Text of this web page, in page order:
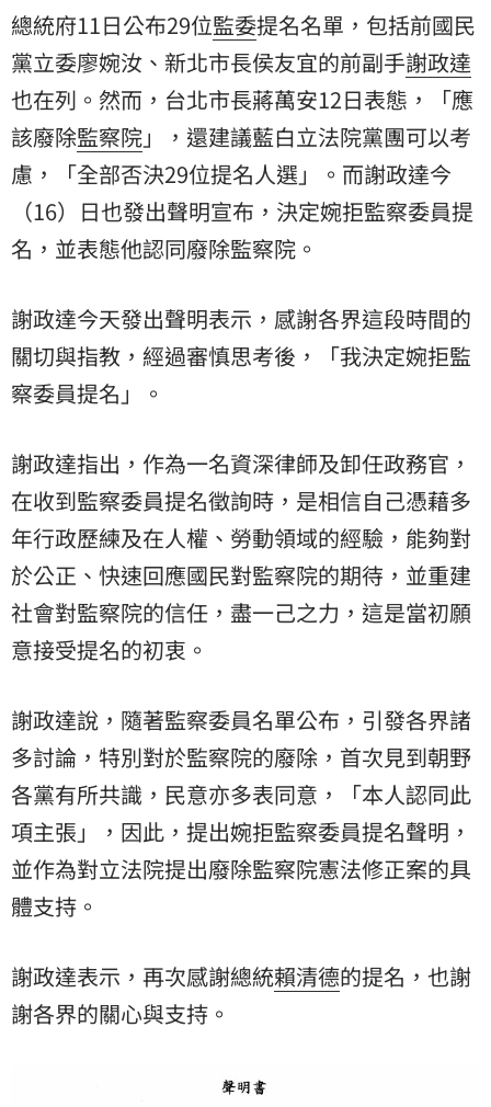
總統府11日公布29位監委提名名單，包括前國民
黨立委廖婉汝、新北市長侯友宜的前副手謝政達
也在列。然而，台北市長蔣萬安12日表態，「應
該廢除監察院」，還建議藍白立法院黨團可以考
慮，「全部否決29位提名人選」。而謝政達今
（16）日也發出聲明宣布，決定婉拒監察委員提
名，並表態他認同廢除監察院。
謝政達今天發出聲明表示，感謝各界這段時間的
關切與指教，經過審慎思考後，「我決定婉拒監
察委員提名」。
謝政達指出，作為一名資深律師及卸任政務官，
在收到監察委員提名徵詢時，是相信自己憑藉多
年行政歷練及在人權、勞動領域的經驗，能夠對
於公正、快速回應國民對監察院的期待，並重建
社會對監察院的信任，盡一己之力，這是當初願
意接受提名的初衷。
謝政達說，隨著監察委員名單公布，引發各界諸
多討論，特別對於監察院的廢除，首次見到朝野
各黨有所共識，民意亦多表同意，「本人認同此
項主張」，因此，提出婉拒監察委員提名聲明，
並作為對立法院提出廢除監察院憲法修正案的具
體支持。
謝政達表示，再次感謝總統賴清德的提名，也謝
謝各界的關心與支持。